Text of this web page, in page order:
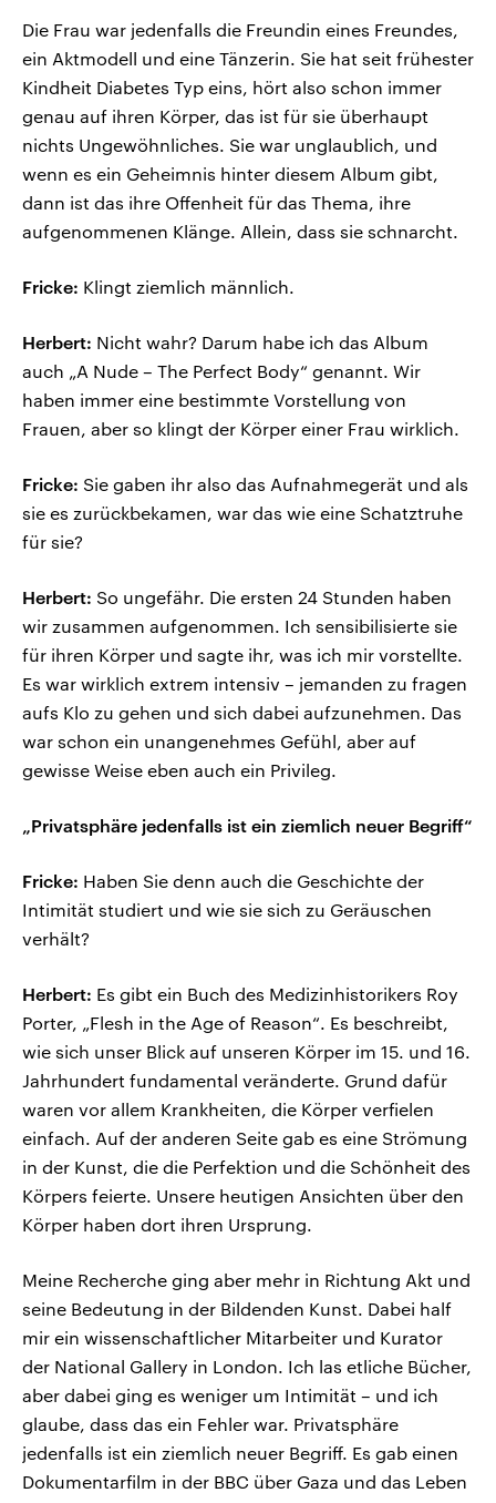
Die Frau war jedenfalls die Freundin eines Freundes,
ein Aktmodell und eine Tänzerin. Sie hat seit frühester
Kindheit Diabetes Typ eins, hört also schon immer
genau auf ihren Körper, das ist für sie überhaupt
nichts Ungewöhnliches. Sie war unglaublich, und
wenn es ein Geheimnis hinter diesem Album gibt,
dann ist das ihre Offenheit für das Thema, ihre
aufgenommenen Klänge. Allein, dass sie schnarcht.
Fricke: Klingt ziemlich männlich.
Herbert: Nicht wahr? Darum habe ich das Album
auch „A Nude – The Perfect Body“ genannt. Wir
haben immer eine bestimmte Vorstellung von
Frauen, aber so klingt der Körper einer Frau wirklich.
Fricke: Sie gaben ihr also das Aufnahmegerät und als
sie es zurückbekamen, war das wie eine Schatztruhe
für sie?
Herbert: So ungefähr. Die ersten 24 Stunden haben
wir zusammen aufgenommen. Ich sensibilisierte sie
für ihren Körper und sagte ihr, was ich mir vorstellte.
Es war wirklich extrem intensiv – jemanden zu fragen
aufs Klo zu gehen und sich dabei aufzunehmen. Das
war schon ein unangenehmes Gefühl, aber auf
gewisse Weise eben auch ein Privileg.
„Privatsphäre jedenfalls ist ein ziemlich neuer Begriff“
Fricke: Haben Sie denn auch die Geschichte der
Intimität studiert und wie sie sich zu Geräuschen
verhält?
Herbert: Es gibt ein Buch des Medizinhistorikers Roy
Porter, „Flesh in the Age of Reason“. Es beschreibt,
wie sich unser Blick auf unseren Körper im 15. und 16.
Jahrhundert fundamental veränderte. Grund dafür
waren vor allem Krankheiten, die Körper verfielen
einfach. Auf der anderen Seite gab es eine Strömung
in der Kunst, die die Perfektion und die Schönheit des
Körpers feierte. Unsere heutigen Ansichten über den
Körper haben dort ihren Ursprung.
Meine Recherche ging aber mehr in Richtung Akt und
seine Bedeutung in der Bildenden Kunst. Dabei half
mir ein wissenschaftlicher Mitarbeiter und Kurator
der National Gallery in London. Ich las etliche Bücher,
aber dabei ging es weniger um Intimität – und ich
glaube, dass das ein Fehler war. Privatsphäre
jedenfalls ist ein ziemlich neuer Begriff. Es gab einen
Dokumentarfilm in der BBC über Gaza und das Leben